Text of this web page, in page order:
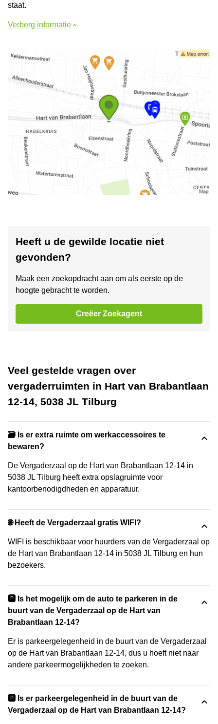
staat.
Verberg informatie
Heeft u de gewilde locatie niet
gevonden?
Maak een zoekopdracht aan om als eerste op de
hoogte gebracht te worden.
Creëer Zoekagent
Veel gestelde vragen over
vergaderruimten in Hart van Brabantlaan
12-14, 5038 JL Tilburg
🗃️ Is er extra ruimte om werkaccessoires te
bewaren?
De Vergaderzaal op de Hart van Brabantlaan 12-14 in
5038 JL Tilburg heeft extra opslagruimte voor
kantoorbenodigdheden en apparatuur.
🌐 Heeft de Vergaderzaal gratis WIFI?
WIFI is beschikbaar voor huurders van de Vergaderzaal op
de Hart van Brabantlaan 12-14 in 5038 JL Tilburg en hun
bezoekers.
🅿️ Is het mogelijk om de auto te parkeren in de
buurt van de Vergaderzaal op de Hart van
Brabantlaan 12-14?
Er is parkeergelegenheid in de buurt van de Vergaderzaal
op de Hart van Brabantlaan 12-14, dus u hoeft niet naar
andere parkeermogelijkheden te zoeken.
🅿️ Is er parkeergelegenheid in de buurt van de
Vergaderzaal op de Hart van Brabantlaan 12-14?